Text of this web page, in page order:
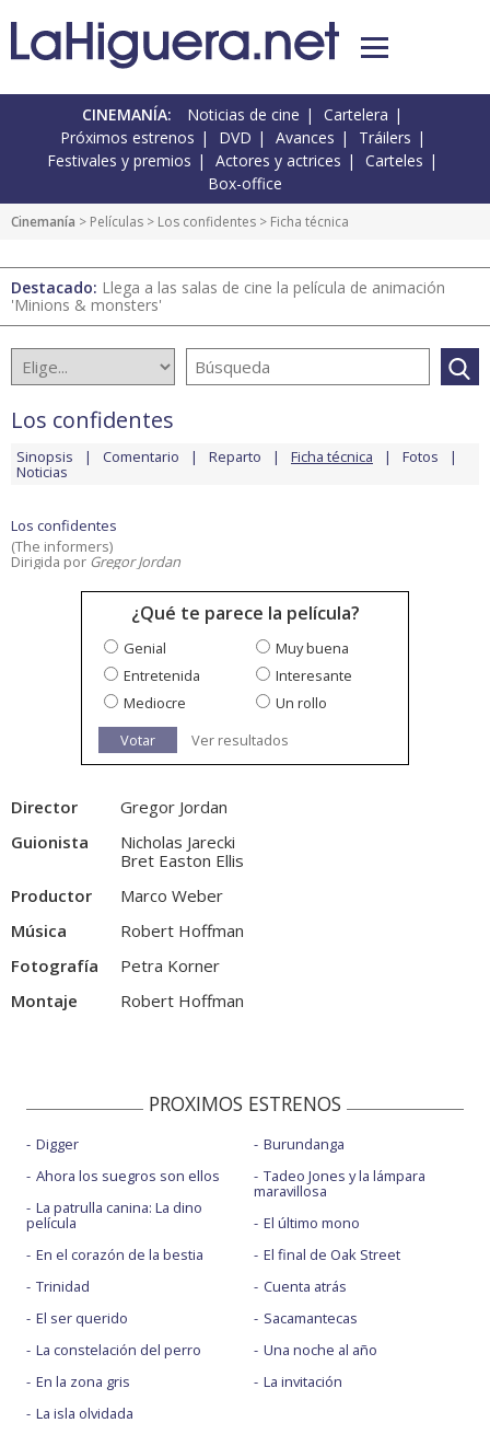
CINEMANÍA: Noticias de cine
Cartelera
Próximos estrenos
DVD Avances
Tráilers
Festivales y premios
Actores y actrices
Carteles
Box-office
Cinemanía > Películas > Los confidentes > Ficha técnica
Destacado: Llega a las salas de cine la película de animación
'Minions & monsters'
Los confidentes
Sinopsis Comentario Reparto Ficha técnica Fotos
Noticias
Los confidentes
(The informers)
Dirigida por Gregor Jordan
¿Qué te parece la película?
Genial
Muy buena
Entretenida
Interesante
Mediocre
Un rollo
Votar
Ver resultados
Director
Gregor Jordan
Guionista
Nicholas Jarecki
Bret Easton Ellis
Productor
Marco Weber
Música
Robert Hoffman
Fotografía
Petra Korner
Montaje
Robert Hoffman
PROXIMOS ESTRENOS
Digger
Ahora los suegros son ellos
La patrulla canina: La dino
película
En el corazón de la bestia
Trinidad
El ser querido
La constelación del perro
En la zona gris
La isla olvidada
Burundanga
Tadeo Jones y la lámpara
maravillosa
El último mono
El final de Oak Street
Cuenta atrás
Sacamantecas
Una noche al año
La invitación